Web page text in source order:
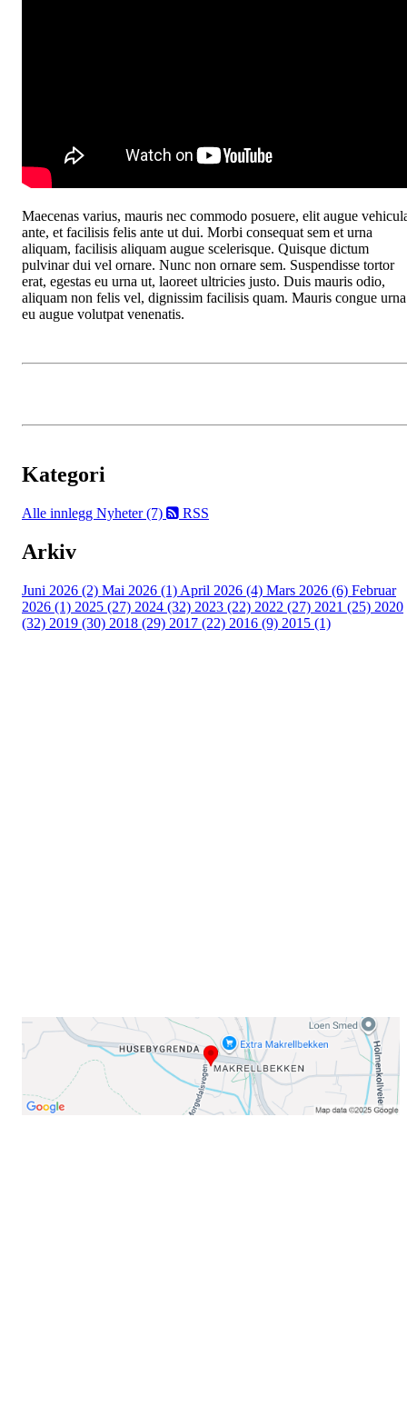
Maecenas varius, mauris nec commodo posuere, elit augue
ante, et facilisis felis ante ut dui. Morbi consequat sem et urna
aliquam, facilisis aliquam augue scelerisque. Quisque dictum
pulvinar dui vel ornare. Nunc non ornare sem. Suspendisse tortor
erat, egestas eu urna ut, laoreet ultricies justo. Duis mauris odio,
aliquam non felis vel, dignissim facilisis quam. Mauris congue urna
eu augue volutpat venenatis.
Kategori
Alle innlegg Nyheter (7) RSS
Arkiv
Juni 2026 (2) Mai 2026 (1) April 2026 (4) Mars 2026 (6) Februar
2026 (1) 2025 (27) 2024 (32) 2023 (22) 2022 (27) 2021 (25) 2020
(32) 2019 (30) 2018 (29) 2017 (22) 2016 (9) 2015 (1)